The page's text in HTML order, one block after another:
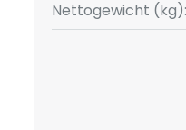
Nettogewicht (kg):